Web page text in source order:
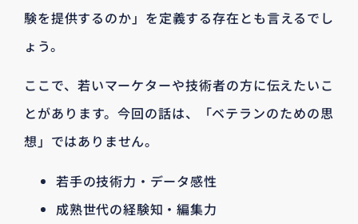
験を提供するのか」を定義する存在とも言えるでし
ょう。
ここで、若いマーケターや技術者の方に伝えたいこ
とがあります。今回の話は、「ベテランのための思
想」ではありません。
若手の技術力・データ感性
成熟世代の経験知・編集力